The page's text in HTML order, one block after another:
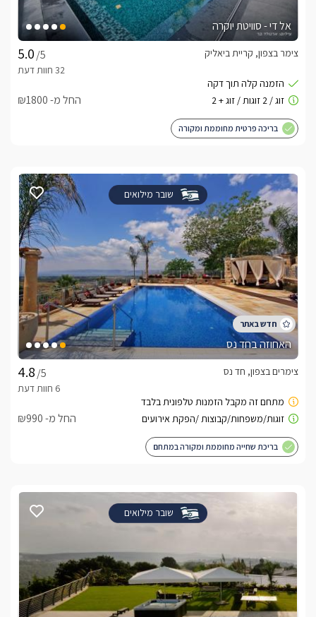
אל די - סוויטת יוקרה
/5
צימר בצפון, קריית ביאליק
החל מ- ₪1800
בריכה פרטית מחוממת ומקורה
שובר מילואים
האחוזה בחד נס
/5
צימרים בצפון, חד נס
החל מ- ₪990
בריכת שחייה מחוממת ומקורה במתחם
שובר מילואים